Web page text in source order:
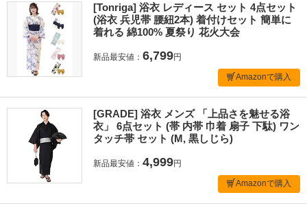
[Tonriga] 浴衣 レディース セット 4点セット
(浴衣 兵児帯 腰紐2本) 着付けセット 簡単に
着れる 綿100% 夏祭り 花火大会
新品最安値： 6,799円
Amazonで購入
[GRADE] 浴衣 メンズ 「上品さを魅せる浴
衣」 6点セット (帯 内帯 巾着 扇子 下駄) ワン
タッチ帯 セット (M, 黒しじら)
新品最安値： 4,999円
Amazonで購入